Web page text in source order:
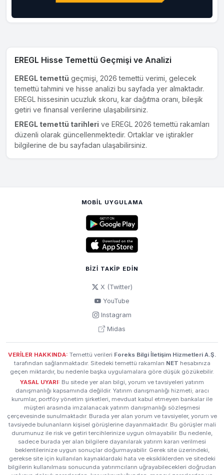
EREGL Hisse Temettü Geçmişi ve Analizi
EREGL temettü geçmişi, 2026 temettü verimi, gelecek
temettü tahmini ve hisse analizi bu sayfada yer almaktadır.
EREGL hissesinin ucuzluk skoru, kar dağıtma oranı, bileşik
getiri ve finansal verilerine ulaşabilirsiniz.
EREGL temettü tarihleri ve EREGL 2026 temettü rakamları
düzenli olarak güncellenmektedir. Ortaklar ve iştirakler
bilgilerine de bu sayfadan ulaşabilirsiniz.
MOBIL UYGULAMA
BIZI TAKIP EDIN
X (Twitter)
YouTube
Instagram
Midas
VERİLER HAKKINDA: Temettü verileri Foreks Bilgi İletişim Hizmetleri A.Ş.
tarafından sağlanmaktadır. Sitedeki temettü rakamları NET hesabınıza
geçen miktardır, bu nedenle başka uygulamalara göre düşük gözükebilir.
YASAL UYARI: Bu sitede yer alan bilgi, yorum ve tavsiyeleri yatırım
danışmanlığı kapsamında değildir. Yatırım danışmanlığı hizmeti; aracı
kurumlar, portföy yönetim şirketleri, mevduat kabul etmeyen bankalar ile
müşteri arasında imzalanacak yatırım danışmanlığı sözleşmesi
çerçevesinde sunulmaktadır. Burada yer alan yorum ve tavsiyeler, yorum ve
tavsiyede bulunanların kişisel görüşlerine dayanmaktadır. Bu görüşler mali
durumunuz ile risk ve getiri tercihlerinize uygun olmayabilir. Bu nedenle,
sadece burada yer alan bilgilere dayanılarak yatırım kararı verilmesi
beklentilerinize uygun sonuçlar doğurmayabilir. Gerek site üzerindeki,
gerekse site için kullanılan kaynaklardaki hata ve eksikliklerden ve sitedeki
bilgilerin kullanılması sonucunda yatırımcıların uğrayabilecekleri doğrudan